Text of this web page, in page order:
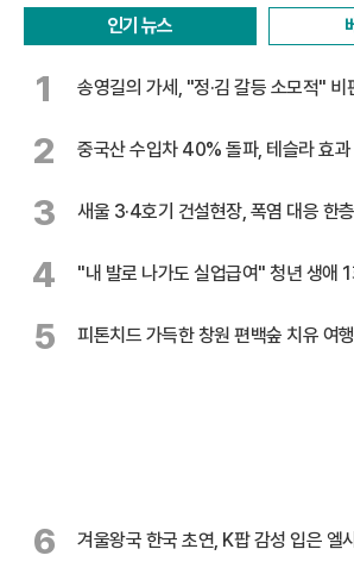
인기 뉴스
1 송영길의 가세, "정·김 갈등 소모적" 비
2 중국산 수입차 40% 돌파, 테슬라 효과
3 새울 3·4호기 건설현장, 폭염 대응 한
4 "내 발로 나가도 실업급여" 청년 생애
5 피톤치드 가득한 창원 편백숲 치유 여행
6 겨울왕국 한국 초연, K팝 감성 입은 엘